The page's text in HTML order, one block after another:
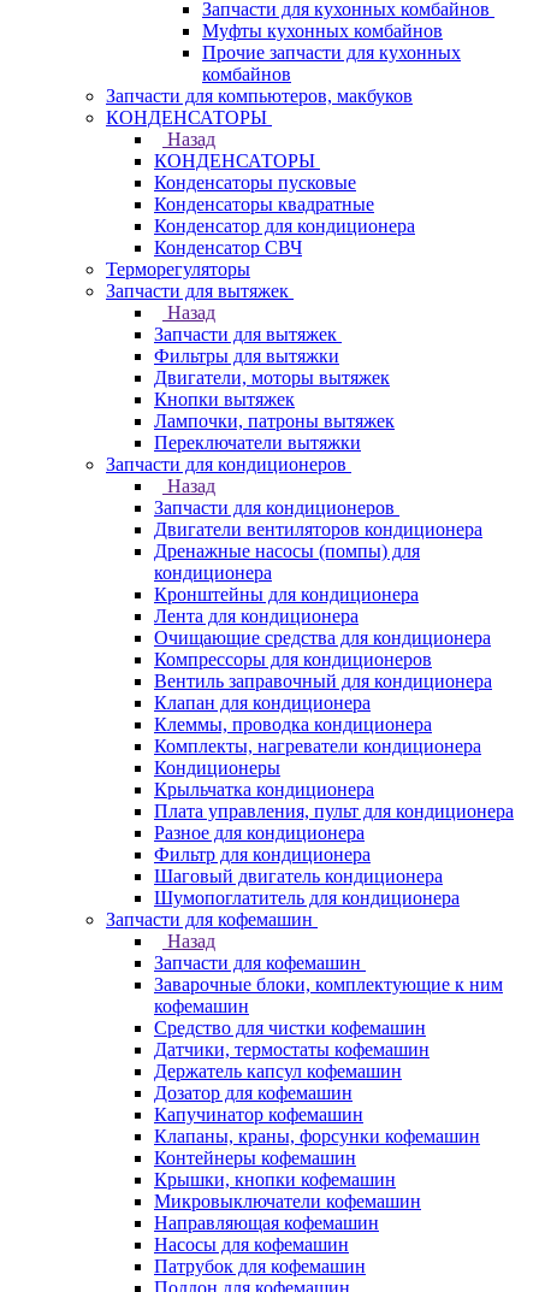
Запчасти для кухонных комбайнов
Муфты кухонных комбайнов
Прочие запчасти для кухонных
комбайнов
Запчасти для компьютеров, макбуков
КОНДЕНСАТОРЫ
Назад
КОНДЕНСАТОРЫ
Конденсаторы пусковые
Конденсаторы квадратные
Конденсатор для кондиционера
Конденсатор СВЧ
Терморегуляторы
Запчасти для вытяжек
Назад
Запчасти для вытяжек
Фильтры для вытяжки
Двигатели, моторы вытяжек
Кнопки вытяжек
Лампочки, патроны вытяжек
Переключатели вытяжки
Запчасти для кондиционеров
Назад
Запчасти для кондиционеров
Двигатели вентиляторов кондиционера
Дренажные насосы (помпы) для
кондиционера
Кронштейны для кондиционера
Лента для кондиционера
Очищающие средства для кондиционера
Компрессоры для кондиционеров
Вентиль заправочный для кондиционера
Клапан для кондиционера
Клеммы, проводка кондиционера
Комплекты, нагреватели кондиционера
Кондиционеры
Крыльчатка кондиционера
Плата управления, пульт для кондиционера
Разное для кондиционера
Фильтр для кондиционера
Шаговый двигатель кондиционера
Шумопоглатитель для кондиционера
Запчасти для кофемашин
Назад
Запчасти для кофемашин
Заварочные блоки, комплектующие к ним
кофемашин
Средство для чистки кофемашин
Датчики, термостаты кофемашин
Держатель капсул кофемашин
Дозатор для кофемашин
Капучинатор кофемашин
Клапаны, краны, форсунки кофемашин
Контейнеры кофемашин
Крышки, кнопки кофемашин
Микровыключатели кофемашин
Направляющая кофемашин
Насосы для кофемашин
Патрубок для кофемашин
Поддон для кофемашин